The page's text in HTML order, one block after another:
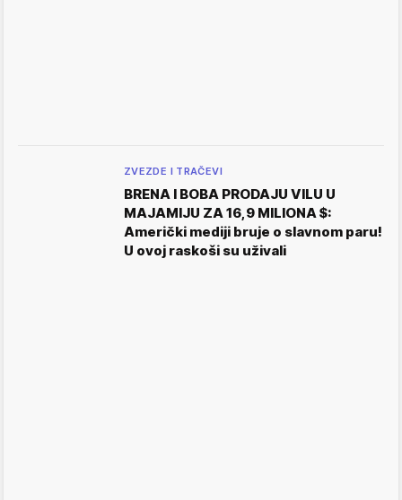
ZVEZDE I TRAČEVI
BRENA I BOBA PRODAJU VILU U
MAJAMIJU ZA 16,9 MILIONA $:
Američki mediji bruje o slavnom paru!
U ovoj raskoši su uživali